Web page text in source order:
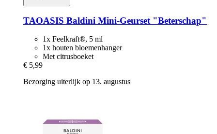
TAOASIS Baldini Mini-​Geurset "Beterschap"
1x Feelkraft®, 5 ml
1x houten bloemenhanger
Met citrusboeket
€ 5,99
Bezorging uiterlijk op 13. augustus